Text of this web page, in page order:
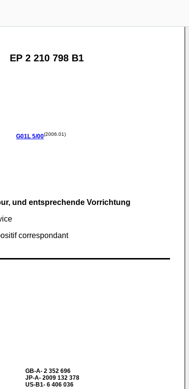
EP 2 210 798 B1
G01L 5/00(2006.01)
und entsprechende Vorrichtung
correspondant
GB-A- 2 352 696
JP-A- 2009 132 378
US-B1- 6 406 036